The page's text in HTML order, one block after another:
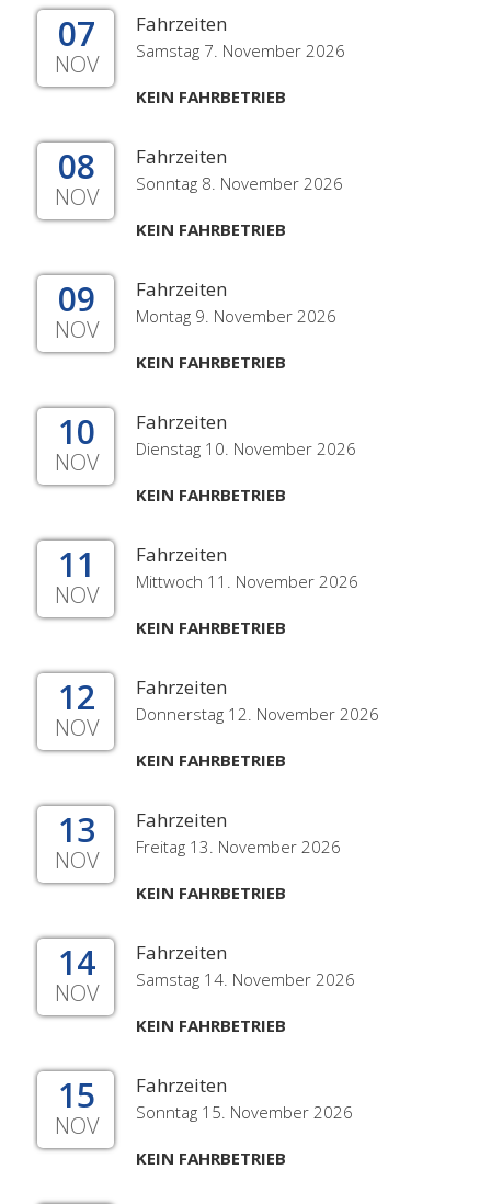
07
NOV
Fahrzeiten
Samstag 7. November 2026
KEIN FAHRBETRIEB
08
NOV
Fahrzeiten
Sonntag 8. November 2026
KEIN FAHRBETRIEB
09
NOV
Fahrzeiten
Montag 9. November 2026
KEIN FAHRBETRIEB
10
NOV
Fahrzeiten
Dienstag 10. November 2026
KEIN FAHRBETRIEB
11
NOV
Fahrzeiten
Mittwoch 11. November 2026
KEIN FAHRBETRIEB
12
NOV
Fahrzeiten
Donnerstag 12. November 2026
KEIN FAHRBETRIEB
13
NOV
Fahrzeiten
Freitag 13. November 2026
KEIN FAHRBETRIEB
14
NOV
Fahrzeiten
Samstag 14. November 2026
KEIN FAHRBETRIEB
15
NOV
Fahrzeiten
Sonntag 15. November 2026
KEIN FAHRBETRIEB